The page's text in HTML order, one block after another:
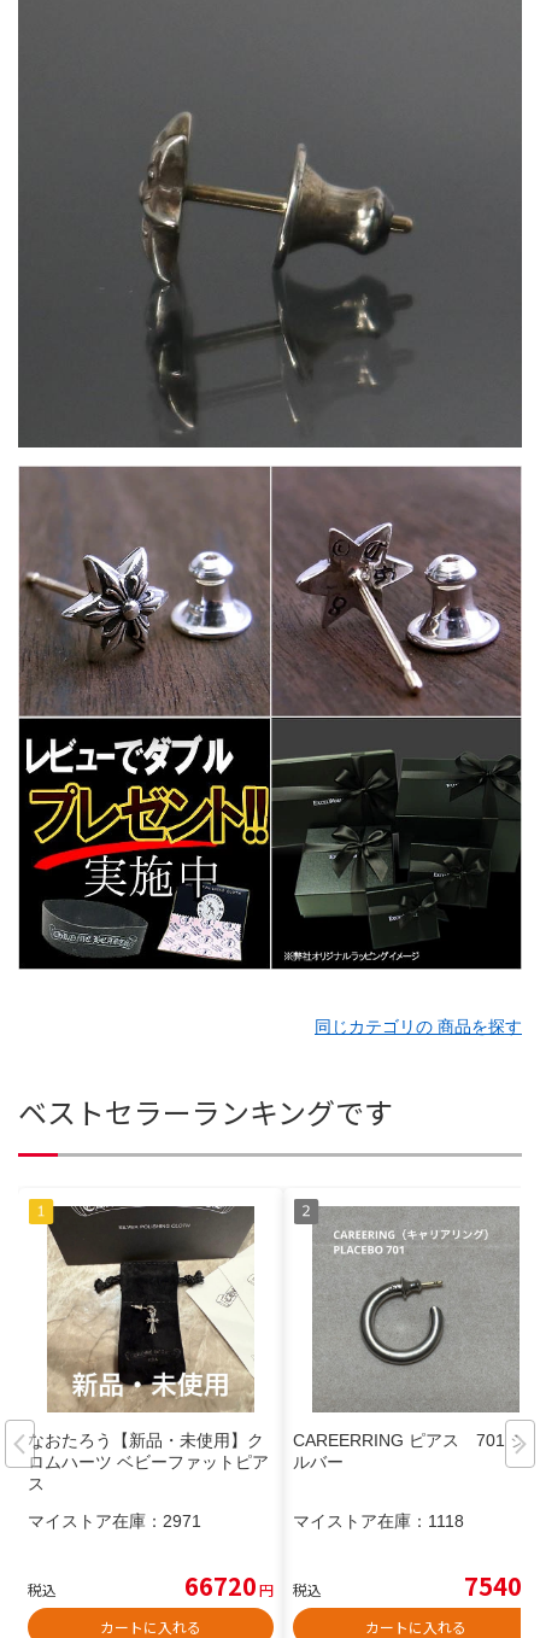
同じカテゴリの 商品を探す
ベストセラーランキングです
なおたろう【新品・未使用】ク
ロムハーツ ベビーファットピア
ス
マイストア在庫： 2971
税込 66720円
カートに入れる
CAREERRING ピアス 701 シ
ルバー
マイストア在庫： 1118
税込 7540
カートに入れる